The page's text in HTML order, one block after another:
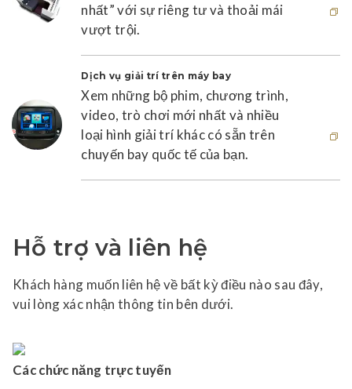
nhất” với sự riêng tư và thoải mái
vượt trội.
Dịch vụ giải trí trên máy bay
Xem những bộ phim, chương trình,
video, trò chơi mới nhất và nhiều
loại hình giải trí khác có sẵn trên
chuyến bay quốc tế của bạn.
Hỗ trợ và liên hệ
Khách hàng muốn liên hệ về bất kỳ điều nào sau đây,
vui lòng xác nhận thông tin bên dưới.
Các chức năng trực tuyến